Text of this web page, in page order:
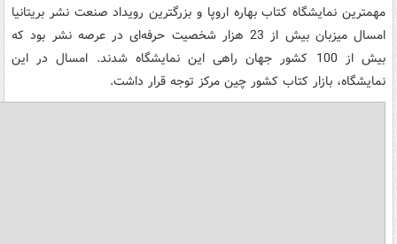
مهمترین نمایشگاه کتاب بهاره اروپا و بزرگترین رویداد صنعت نشر بریتانیا
امسال میزبان بیش از 23 هزار شخصیت حرفه‌ای در عرصه نشر بود که
بیش از 100 کشور جهان راهی این نمایشگاه شدند. امسال در این
نمایشگاه، بازار کتاب کشور چین مرکز توجه قرار داشت.